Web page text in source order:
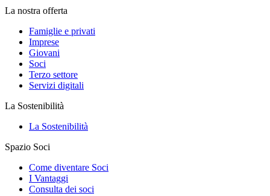
La nostra offerta
Famiglie e privati
Imprese
Giovani
Soci
Terzo settore
Servizi digitali
La Sostenibilità
La Sostenibilità
Spazio Soci
Come diventare Soci
I Vantaggi
Consulta dei soci